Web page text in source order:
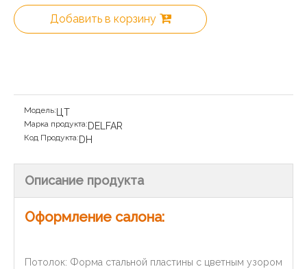
Добавить в корзину
Модель: ЦТ
Марка продукта: DELFAR
Код Продукта: DH
Описание продукта
Оформление салона:
Потолок: Форма стальной пластины с цветным узором